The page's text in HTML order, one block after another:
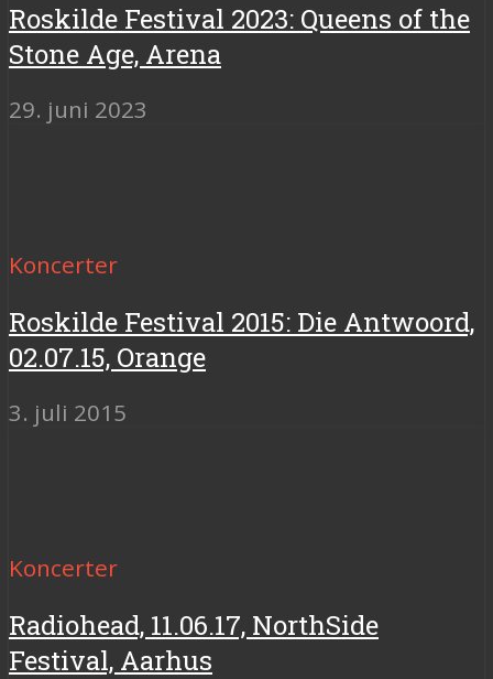
Roskilde Festival 2023: Queens of the
Stone Age, Arena
29. juni 2023
Koncerter
Roskilde Festival 2015: Die Antwoord,
02.07.15, Orange
3. juli 2015
Koncerter
Radiohead, 11.06.17, NorthSide
Festival, Aarhus